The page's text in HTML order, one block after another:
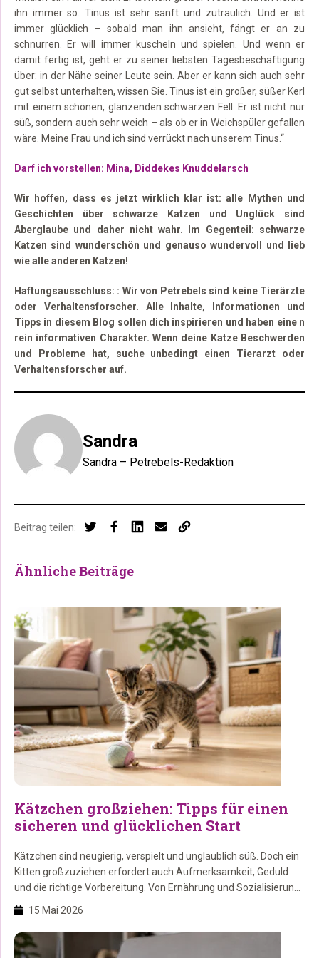
ihn immer so. Tinus ist sehr sanft und zutraulich. Und er ist
immer glücklich – sobald man ihn ansieht, fängt er an zu
schnurren. Er will immer kuscheln und spielen. Und wenn er
damit fertig ist, geht er zu seiner liebsten Tagesbeschäftigung
über: in der Nähe seiner Leute sein. Aber er kann sich auch sehr
gut selbst unterhalten, wissen Sie. Tinus ist ein großer, süßer Kerl
mit einem schönen, glänzenden schwarzen Fell. Er ist nicht nur
süß, sondern auch sehr weich – als ob er in Weichspüler gefallen
wäre. Meine Frau und ich sind verrückt nach unserem Tinus.“
Darf ich vorstellen: Mina, Diddekes Knuddelarsch
Wir hoffen, dass es jetzt wirklich klar ist: alle Mythen und
Geschichten über schwarze Katzen und Unglück sind
Aberglaube und daher nicht wahr. Im Gegenteil: schwarze
Katzen sind wunderschön und genauso wundervoll und lieb
wie alle anderen Katzen!
Haftungsausschluss: : Wir von Petrebels sind keine Tierärzte
oder Verhaltensforscher. Alle Inhalte, Informationen und
Tipps in diesem Blog sollen dich inspirieren und haben eine n
rein informativen Charakter. Wenn deine Katze Beschwerden
und Probleme hat, suche unbedingt einen Tierarzt oder
Verhaltensforscher auf.
Sandra
Sandra – Petrebels-Redaktion
Beitrag teilen:
Ähnliche Beiträge
Kätzchen großziehen: Tipps für einen
sicheren und glücklichen Start
Kätzchen sind neugierig, verspielt und unglaublich süß. Doch ein
Kitten großzuziehen erfordert auch Aufmerksamkeit, Geduld
und die richtige Vorbereitung. Von Ernährung und Sozialisierung
bis hin zu Spielen und Schlafen: In diesem Blog erfährst du alles,
was du wissen musst, um deinem Kätzchen einen sicheren und
liebevollen Start zu ermöglichen. Auf dieser Seite: 1. Warum
Kätzchen […]
15 Mai 2026